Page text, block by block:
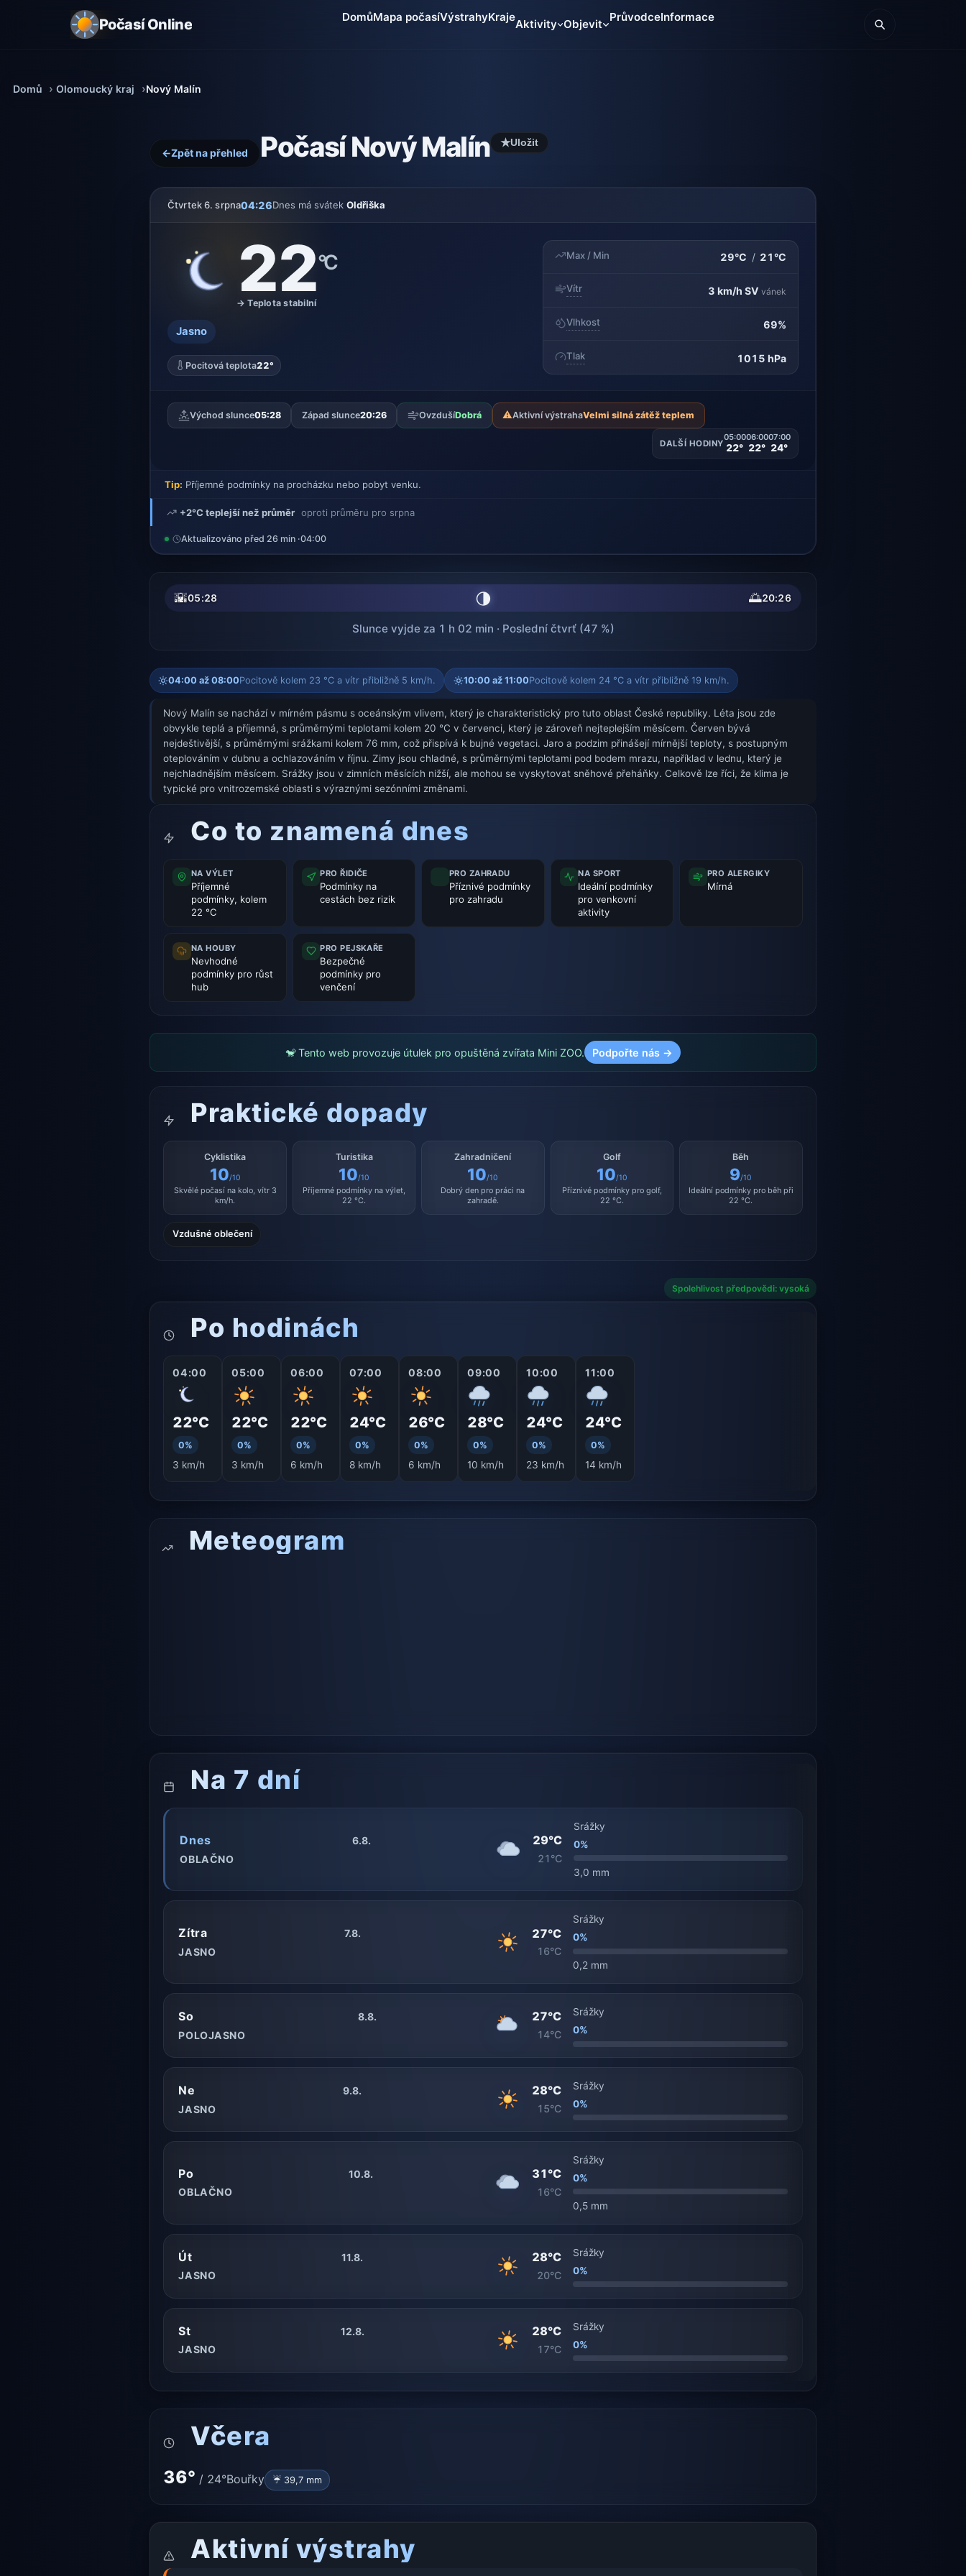
Počasí Online DomůMapa počasíVýstrahyKraje
Aktivity Objevit
PrůvodceInformace
Domů Olomoucký kraj Nový Malín
←Zpět na přehled Počasí Nový Malín ★Uložit
Čtvrtek 6. srpna04:26Dnes má svátekOldřiška
22°C
→ Teplota stabilní
Jasno
Pocitová teplota22°
Max / Min 29°C / 21°C
Vítr 3 km/h SV vánek
Vlhkost 69%
Tlak 1015 hPa
Východ slunce05:28 Západ slunce20:26 OvzdušíDobrá ⚠️Aktivní výstrahaVelmi silná zátěž teplem
DALŠÍ HODINY
05:00
22°
06:00
22°
07:00
24°
Tip: Příjemné podmínky na procházku nebo pobyt venku.
+2°C teplejší než průměr oproti průměru pro srpna
Aktualizováno před 26 min ·04:00
🌇05:28 🌗 🌅20:26
Slunce vyjde za 1 h 02 min · Poslední čtvrť (47 %)
04:00 až 08:00Pocitově kolem 23 °C a vítr přibližně 5 km/h. 10:00 až 11:00Pocitově kolem 24 °C a vítr přibližně 19 km/h.
Nový Malín se nachází v mírném pásmu s oceánským vlivem, který je charakteristický pro tuto oblast České republiky. Léta jsou zde
obvykle teplá a příjemná, s průměrnými teplotami kolem 20 °C v červenci, který je zároveň nejteplejším měsícem. Červen bývá
nejdeštivější, s průměrnými srážkami kolem 76 mm, což přispívá k bujné vegetaci. Jaro a podzim přinášejí mírnější teploty, s postupným
oteplováním v dubnu a ochlazováním v říjnu. Zimy jsou chladné, s průměrnými teplotami pod bodem mrazu, například v lednu, který je
nejchladnějším měsícem. Srážky jsou v zimních měsících nižší, ale mohou se vyskytovat sněhové přeháňky. Celkově lze říci, že klima je
typické pro vnitrozemské oblasti s výraznými sezónními změnami.
Co to znamená dnes
NA VÝLET
Příjemné
podmínky, kolem
22 °C
PRO ŘIDIČE
Podmínky na
cestách bez rizik
PRO ZAHRADU
Příznivé podmínky
pro zahradu
NA SPORT
Ideální podmínky
pro venkovní
aktivity
PRO ALERGIKY
Mírná
NA HOUBY
Nevhodné
podmínky pro růst
hub
PRO PEJSKAŘE
Bezpečné
podmínky pro
venčení
🐒 Tento web provozuje útulek pro opuštěná zvířata Mini ZOO. Podpořte nás →
Praktické dopady
Cyklistika
10/10
Skvělé počasí na kolo, vítr 3
km/h.
Turistika
10/10
Příjemné podmínky na výlet,
22 °C.
Zahradničení
10/10
Dobrý den pro práci na
zahradě.
Golf
10/10
Příznivé podmínky pro golf,
22 °C.
Běh
9/10
Ideální podmínky pro běh při
22 °C.
Vzdušné oblečení
Spolehlivost předpovědi: vysoká
Po hodinách
04:00
22°C
0%
3 km/h
05:00
22°C
0%
3 km/h
06:00
22°C
0%
6 km/h
07:00
24°C
0%
8 km/h
08:00
26°C
0%
6 km/h
09:00
28°C
0%
10 km/h
10:00
24°C
0%
23 km/h
11:00
24°C
0%
14 km/h
Meteogram
Na 7 dní
Dnes
6.8.
OBLAČNO
29°C
21°C
Srážky
0%
3,0 mm
Zítra
7.8.
JASNO
27°C
16°C
Srážky
0%
0,2 mm
So
8.8.
POLOJASNO
27°C
14°C
Srážky
0%
Ne
9.8.
JASNO
28°C
15°C
Srážky
0%
Po
10.8.
OBLAČNO
31°C
16°C
Srážky
0%
0,5 mm
Út
11.8.
JASNO
28°C
20°C
Srážky
0%
St
12.8.
JASNO
28°C
17°C
Srážky
0%
Včera
36° / 24°Bouřky ☔ 39,7 mm
Aktivní výstrahy